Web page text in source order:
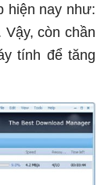
hiện nay như:
Vậy, còn chần
tính để tăng